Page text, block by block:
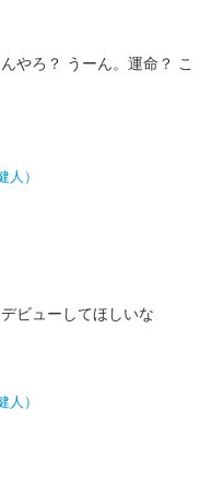
やろ？ うーん。運命？ こ
）
ビューしてほしいな
）